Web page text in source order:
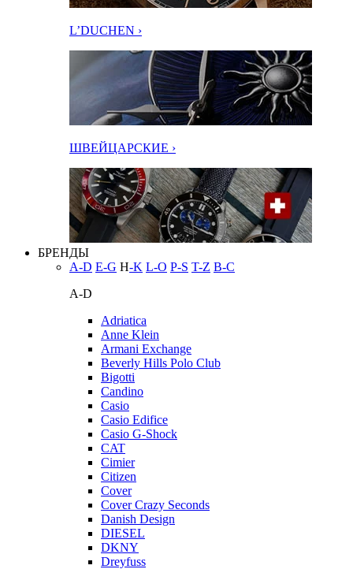
L’DUCHEN ›
ШВЕЙЦАРСКИЕ ›
БРЕНДЫ
A-D E-G H-K L-O P-S T-Z В-С
A-D
Adriatica
Anne Klein
Armani Exchange
Beverly Hills Polo Club
Bigotti
Candino
Casio
Casio Edifice
Casio G-Shock
CAT
Cimier
Citizen
Cover
Cover Crazy Seconds
Danish Design
DIESEL
DKNY
Dreyfuss